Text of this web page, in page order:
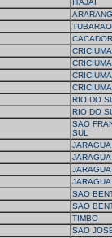
ITAJAI
TUBARAO
CACADOR
CRICIUMA
CRICIUMA
CRICIUMA
CRICIUMA
RIO DO
RIO DO
SAO
SUL
SAO
SAO
TIMBO
SAO